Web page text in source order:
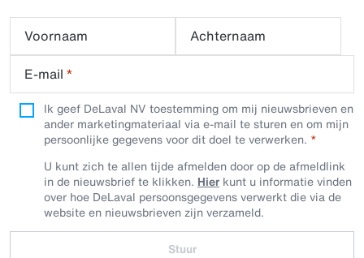
Voornaam
Achternaam
E-mail *
Ik geef DeLaval NV toestemming om mij nieuwsbrieven en
ander marketingmateriaal via e-mail te sturen en om mijn
persoonlijke gegevens voor dit doel te verwerken.
U kunt zich te allen tijde afmelden door op de afmeldlink
in de nieuwsbrief te klikken. Hier kunt u informatie vinden
over hoe DeLaval persoonsgegevens verwerkt die via de
website en nieuwsbrieven zijn verzameld.
Stuur